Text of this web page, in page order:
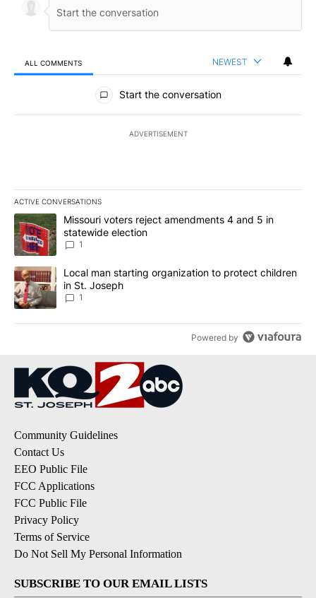
ALL COMMENTS NEWEST
All Comments
Start the conversation
ADVERTISEMENT
ACTIVE CONVERSATIONS
The following is a list of the most commented articles in the last
A trending article titled "Missouri voters reject amendments 4
Missouri voters reject amendments 4 and 5 in
statewide election
1
A trending article titled "Local man starting organization to
Local man starting organization to protect children
in St. Joseph
1
Powered by
Community Guidelines
Contact Us
EEO Public File
FCC Applications
FCC Public File
Privacy Policy
Terms of Service
Do Not Sell My Personal Information
SUBSCRIBE TO OUR EMAIL LISTS